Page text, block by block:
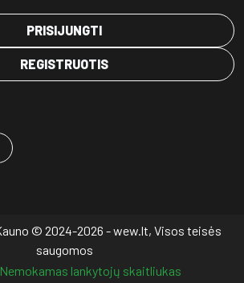
PRISIJUNGTI
REGISTRUOTIS
© 2024-2026 - wew.lt, Visos teisės
saugomos